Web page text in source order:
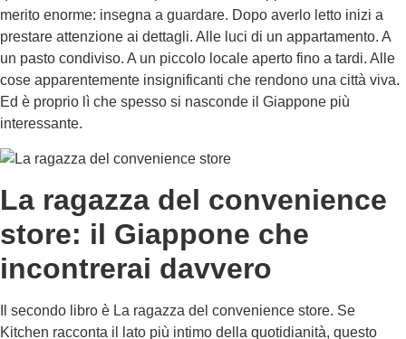
merito enorme: insegna a guardare. Dopo averlo letto inizi a
prestare attenzione ai dettagli. Alle luci di un appartamento. A
un pasto condiviso. A un piccolo locale aperto fino a tardi. Alle
cose apparentemente insignificanti che rendono una città viva.
Ed è proprio lì che spesso si nasconde il Giappone più
interessante.
La ragazza del convenience
store: il Giappone che
incontrerai davvero
Il secondo libro è La ragazza del convenience store. Se
Kitchen racconta il lato più intimo della quotidianità, questo